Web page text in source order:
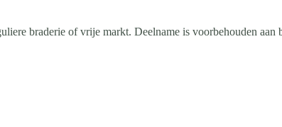
braderie of vrije markt. Deelname is voorbehouden